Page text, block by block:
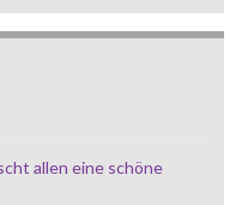
allen eine schöne